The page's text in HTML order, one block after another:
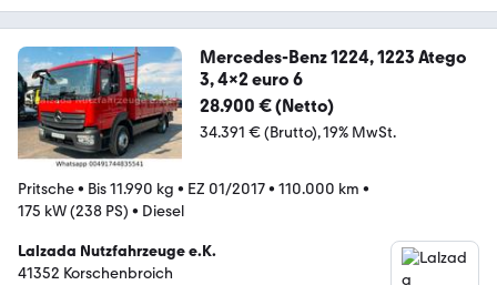
Mercedes-Benz 1224, 1223 Atego
3, 4x2 euro 6
28.900 € (Netto)
34.391 € (Brutto) 19% MwSt.
Pritsche• Bis 11.990 kg • EZ 01/2017• 110.000 km •
175 kW (238 PS) • Diesel
Lalzada Nutzfahrzeuge e.K.
41352 Korschenbroich